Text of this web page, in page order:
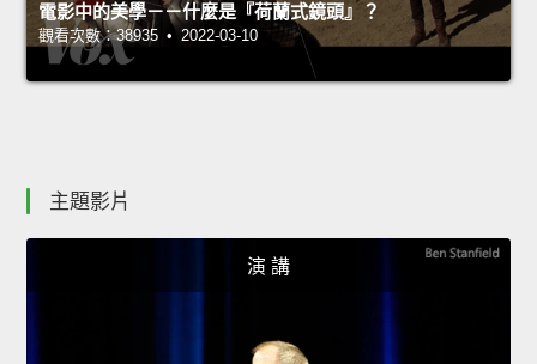
電影中的美學－－什麼是『荷蘭式鏡頭』？
觀看次數：38935 • 2022-03-10
主題影片
演 講